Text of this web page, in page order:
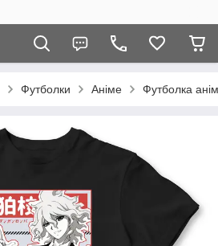
Футболки Аніме Футболка